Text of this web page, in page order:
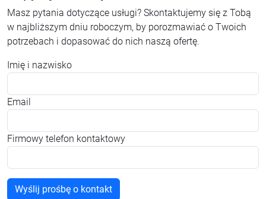
Masz pytania dotyczące usługi? Skontaktujemy się z Tobą
w najbliższym dniu roboczym, by porozmawiać o Twoich
potrzebach i dopasować do nich naszą ofertę.
Imię i nazwisko
Email
Firmowy telefon kontaktowy